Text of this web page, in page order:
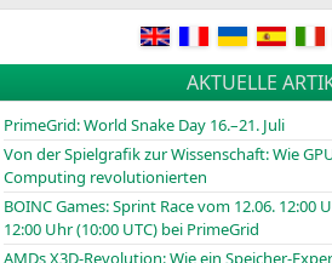
AKTUELLE
PrimeGrid: World Snake Day 16.–21. Juli
Von der Spielgrafik zur Wissenschaft: Wie
Computing revolutionierten
BOINCGames: Sprint Race vom 12.06. 12:00
12:00 Uhr (10:00 UTC) bei PrimeGrid
AMDs X3D-Revolution: Wie ein Speicher-